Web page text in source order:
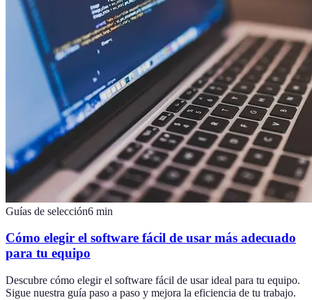
Guías de selección6 min
Cómo elegir el software fácil de usar más adecuado
para tu equipo
Descubre cómo elegir el software fácil de usar ideal para tu equipo.
Sigue nuestra guía paso a paso y mejora la eficiencia de tu trabajo.